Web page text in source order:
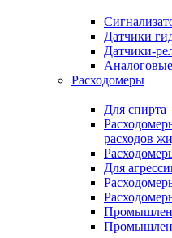
Датчики
Датчики-
Расходомеры
Для спирта
расходов
Для